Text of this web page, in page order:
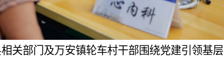
关部门及万安镇轮车村干部围绕党建引领基层